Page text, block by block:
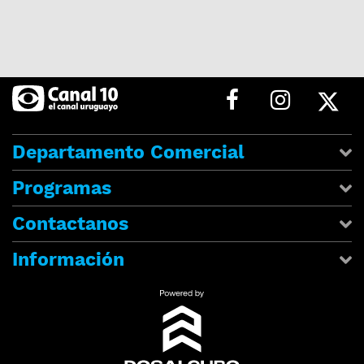
Departamento Comercial
Programas
Contactanos
Información